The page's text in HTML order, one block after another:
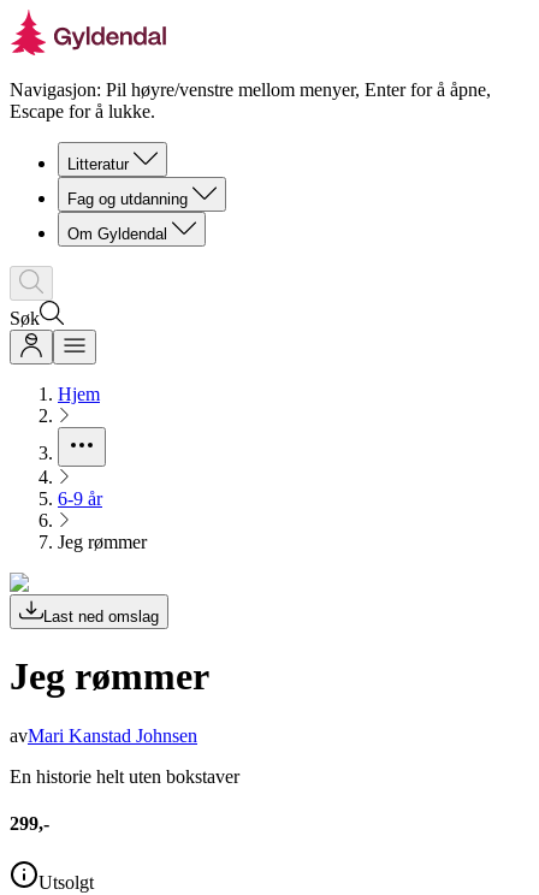
Navigasjon: Pil høyre/venstre mellom menyer, Enter for å åpne,
Escape for å lukke.
Litteratur
Fag og utdanning
Om Gyldendal
Søk
Hjem
6-9 år
Jeg rømmer
Last ned omslag
Jeg rømmer
avMari Kanstad Johnsen
En historie helt uten bokstaver
299,-
Utsolgt